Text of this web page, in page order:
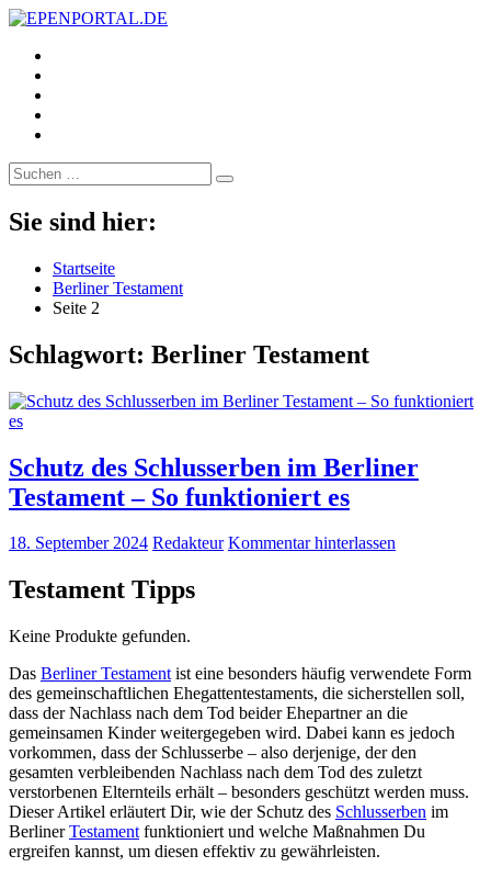
EPENPORTAL.DE
Epische News aus Politik, Finanzen & Gesellschaft
Suche
nach:
Sie sind hier:
Startseite
Berliner Testament
Seite 2
Schlagwort: Berliner Testament
Schutz des Schlusserben im Berliner
Testament – So funktioniert es
18. September 2024 Redakteur Kommentar hinterlassen
Testament Tipps
Keine Produkte gefunden.
Das Berliner Testament ist eine besonders häufig verwendete Form
des gemeinschaftlichen Ehegattentestaments, die sicherstellen soll,
dass der Nachlass nach dem Tod beider Ehepartner an die
gemeinsamen Kinder weitergegeben wird. Dabei kann es jedoch
vorkommen, dass der Schlusserbe – also derjenige, der den
gesamten verbleibenden Nachlass nach dem Tod des zuletzt
verstorbenen Elternteils erhält – besonders geschützt werden muss.
Dieser Artikel erläutert Dir, wie der Schutz des Schlusserben im
BerlinerTestament funktioniert und welche Maßnahmen Du
ergreifen kannst, um diesen effektiv zu gewährleisten.